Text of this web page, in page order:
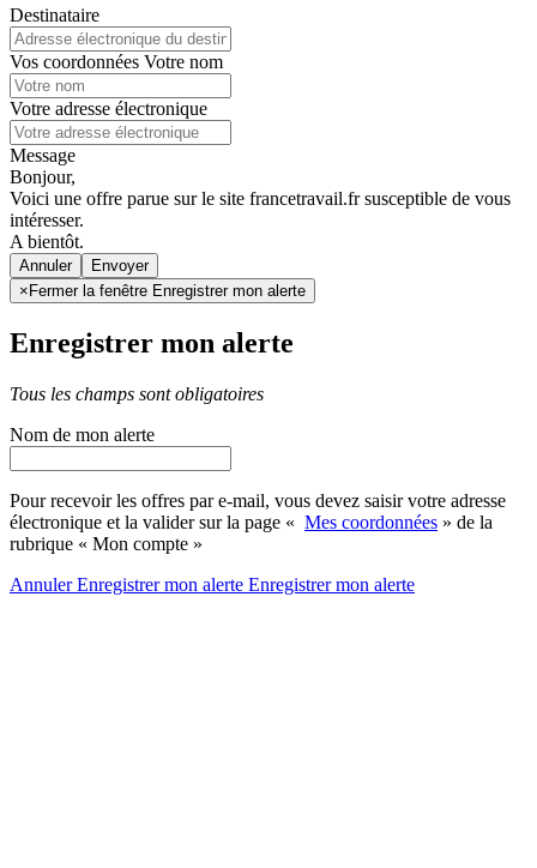
Destinataire
Vos coordonnées Votre nom
Votre adresse électronique
Message
Bonjour,
Voici une offre parue sur le site francetravail.fr susceptible de vous
intéresser.
A bientôt.
Annuler
× Fermer la fenêtre Enregistrer mon alerte
Enregistrer mon alerte
Tous les champs sont obligatoires
Nom de mon alerte
Pour recevoir les offres par e-mail, vous devez saisir votre adresse
électronique et la valider sur la page « Mes coordonnées » de la
rubrique « Mon compte »
AnnulerEnregistrer mon alerte Enregistrermon alerte